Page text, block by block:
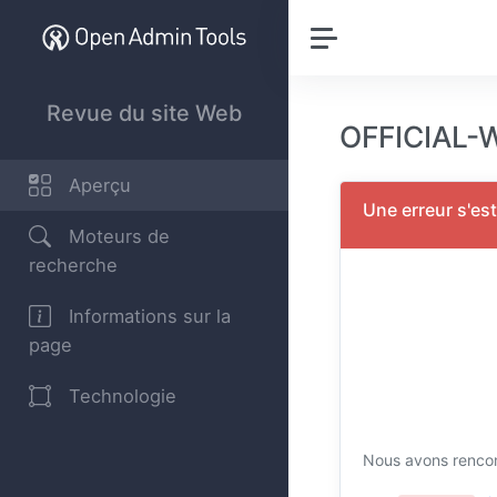
Revue du site Web
Aperçu
Moteurs de
recherche
Informations sur la
page
Technologie
OFFICIAL-
Une erreur
Nous avons